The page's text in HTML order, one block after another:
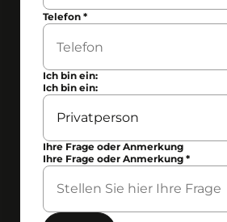
Telefon*
Ich bin ein:
Ich bin ein:
Ihre Frage oder Anmerkung
Ihre Frage oder Anmerkung*